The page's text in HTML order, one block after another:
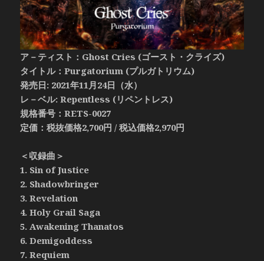
ア－ティスト：Ghost Cries (ゴースト・クライズ)
タイトル：Purgatorium (プルガトリウム)
発売日: 2021年11月24日（水）
レ－ベル: Repentless (リペントレス)
規格番号：RETS-0027
定価：税抜価格2,700円 / 税込価格2,970円
＜収録曲＞
1. Sin of Justice
2. Shadowbringer
3. Revelation
4. Holy Grail Saga
5. Awakening Thanatos
6. Demigoddess
7. Requiem